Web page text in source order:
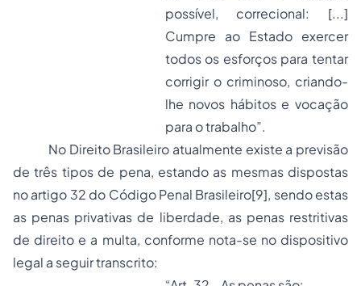
possível, correcional: [...]
Cumpre ao Estado exercer
todos os esforços para tentar
corrigir o criminoso, criando-
lhe novos hábitos e vocação
para o trabalho”.
No Direito Brasileiro atualmente existe a previsão
de três tipos de pena, estando as mesmas dispostas
no artigo 32 do Código Penal Brasileiro[9], sendo estas
as penas privativas de liberdade, as penas restritivas
de direito e a multa, conforme nota-se no dispositivo
legal a seguir transcrito: